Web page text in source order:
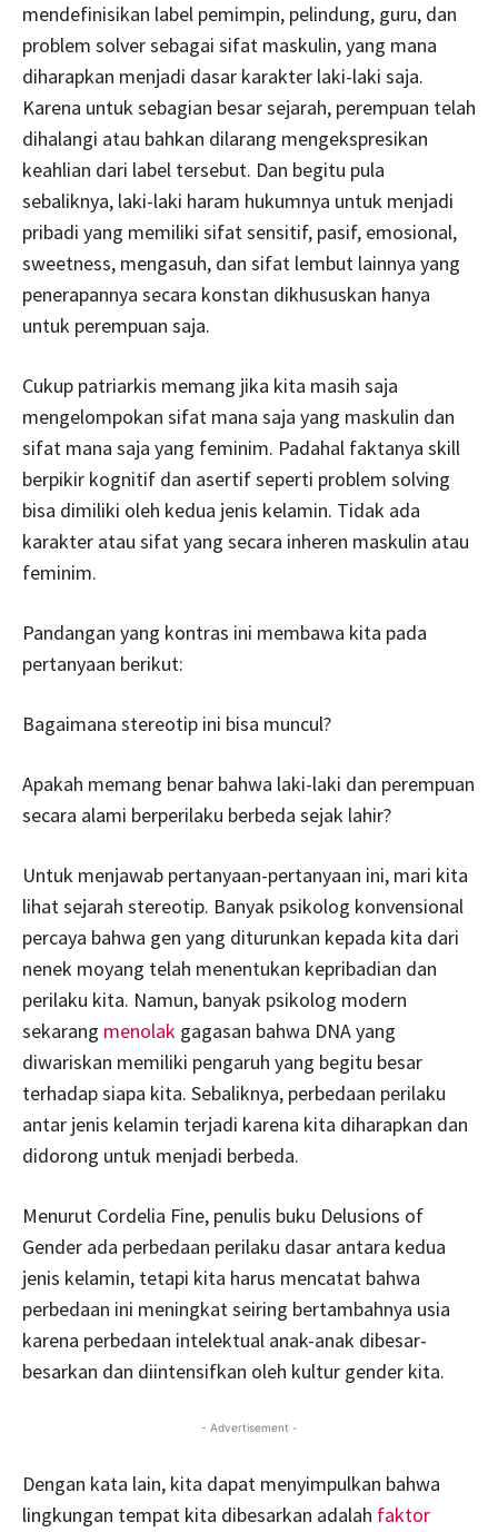
mendefinisikan label pemimpin, pelindung, guru, dan
problem solver sebagai sifat maskulin, yang mana
diharapkan menjadi dasar karakter laki-laki saja.
Karena untuk sebagian besar sejarah, perempuan telah
dihalangi atau bahkan dilarang mengekspresikan
keahlian dari label tersebut. Dan begitu pula
sebaliknya, laki-laki haram hukumnya untuk menjadi
pribadi yang memiliki sifat sensitif, pasif, emosional,
sweetness, mengasuh, dan sifat lembut lainnya yang
penerapannya secara konstan dikhususkan hanya
untuk perempuan saja.
Cukup patriarkis memang jika kita masih saja
mengelompokan sifat mana saja yang maskulin dan
sifat mana saja yang feminim. Padahal faktanya skill
berpikir kognitif dan asertif seperti problem solving
bisa dimiliki oleh kedua jenis kelamin. Tidak ada
karakter atau sifat yang secara inheren maskulin atau
feminim.
Pandangan yang kontras ini membawa kita pada
pertanyaan berikut:
Bagaimana stereotip ini bisa muncul?
Apakah memang benar bahwa laki-laki dan perempuan
secara alami berperilaku berbeda sejak lahir?
Untuk menjawab pertanyaan-pertanyaan ini, mari kita
lihat sejarah stereotip. Banyak psikolog konvensional
percaya bahwa gen yang diturunkan kepada kita dari
nenek moyang telah menentukan kepribadian dan
perilaku kita. Namun, banyak psikolog modern
sekarang menolak gagasan bahwa DNA yang
diwariskan memiliki pengaruh yang begitu besar
terhadap siapa kita. Sebaliknya, perbedaan perilaku
antar jenis kelamin terjadi karena kita diharapkan dan
didorong untuk menjadi berbeda.
Menurut Cordelia Fine, penulis buku Delusions of
Gender ada perbedaan perilaku dasar antara kedua
jenis kelamin, tetapi kita harus mencatat bahwa
perbedaan ini meningkat seiring bertambahnya usia
karena perbedaan intelektual anak-anak dibesar-
besarkan dan diintensifkan oleh kultur gender kita.
- Advertisement -
Dengan kata lain, kita dapat menyimpulkan bahwa
lingkungan tempat kita dibesarkan adalah faktor